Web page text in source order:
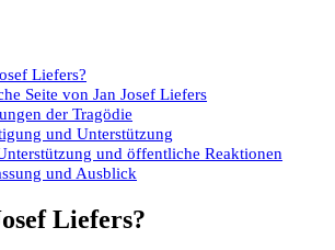
Liefers?
Seite von Jan Josef Liefers
der Tragödie
und Unterstützung
und öffentliche Reaktionen
und Ausblick
Liefers?